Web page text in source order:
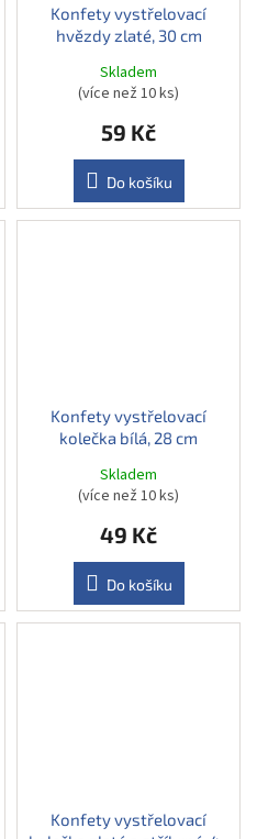
Konfety vystřelovací
hvězdy zlaté, 30 cm
Skladem
(více než 10 ks)
59 Kč
Do košíku
Konfety vystřelovací
kolečka bílá, 28 cm
Skladem
(více než 10 ks)
49 Kč
Do košíku
Konfety vystřelovací